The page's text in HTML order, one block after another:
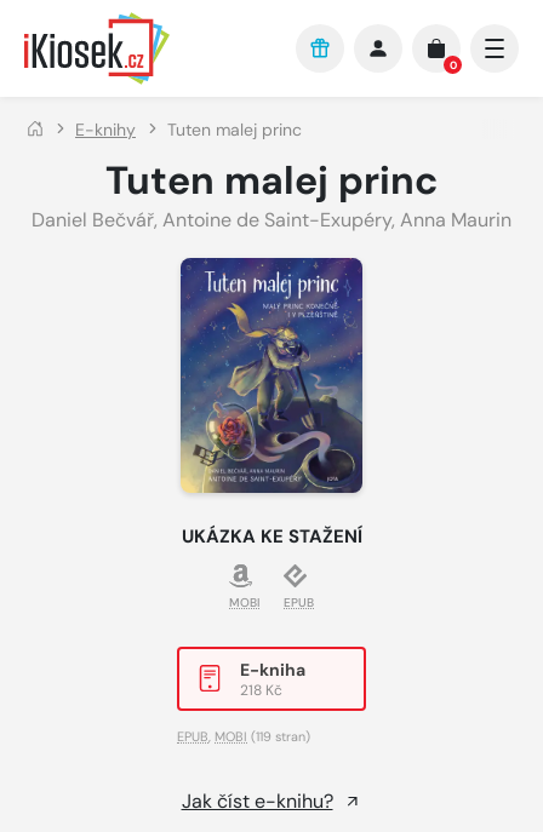
Přejít na hlavní obsah
0
E-knihy Tuten malej princ
Tuten malej princ
Daniel Bečvář, Antoine de Saint-Exupéry, Anna Maurin
UKÁZKA KE STAŽENÍ
MOBI EPUB
E-kniha
218 Kč
EPUB, MOBI (119 stran)
Jak číst e-knihu?